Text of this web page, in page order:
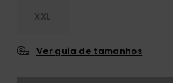
XXL
Ver guia de tamanhos